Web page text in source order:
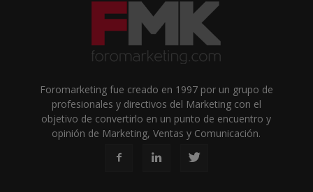
Foromarketing fue creado en 1997 por un grupo de
profesionales y directivos del Marketing con el
objetivo de convertirlo en un punto de encuentro y
opinión de Marketing, Ventas y Comunicación.